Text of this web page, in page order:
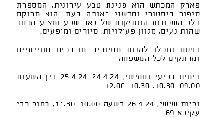
פארק המכתש הוא פנינת טבע עירונית, המספרת
סיפור היסטורי וחדשני באותה העת. הוא ממוקם
בלב השכונות הוותיקות של באר שבע ומציע מרחב
שהות נעים, מגוון פעילויות, סיורים ומופעים.
בפסח תוכלו להנות מסיורים מודרכים חווייתיים
ומרתקים לכל המשפחה:
בימים רביעי וחמישי, 25.4.24-24.4.24 בין השעות
10:30-09:00, 12:00-10:30
וביום שישי, 26.4.24 בשעה 11:30-10:00, רחוב רבי
עקיבא 69